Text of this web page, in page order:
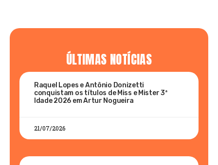
ÚLTIMAS NOTÍCIAS
Raquel Lopes e Antônio Donizetti
conquistam os títulos de Miss e Mister 3ª
Idade 2026 em Artur Nogueira
21/07/2026